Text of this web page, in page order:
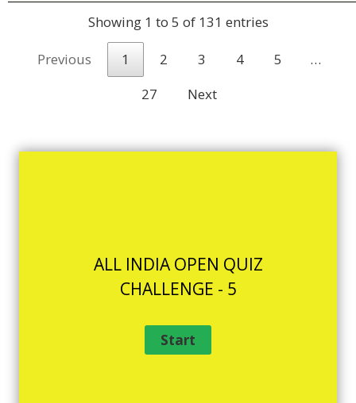
Showing 1 to 5 of 131 entries
Previous 1 2 3 4 5
…
27
Next
ALL INDIA OPEN QUIZ
CHALLENGE - 5